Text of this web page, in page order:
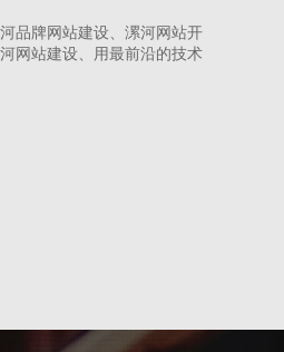
品牌网站建设、漯河网站开
网站建设、用最前沿的技术